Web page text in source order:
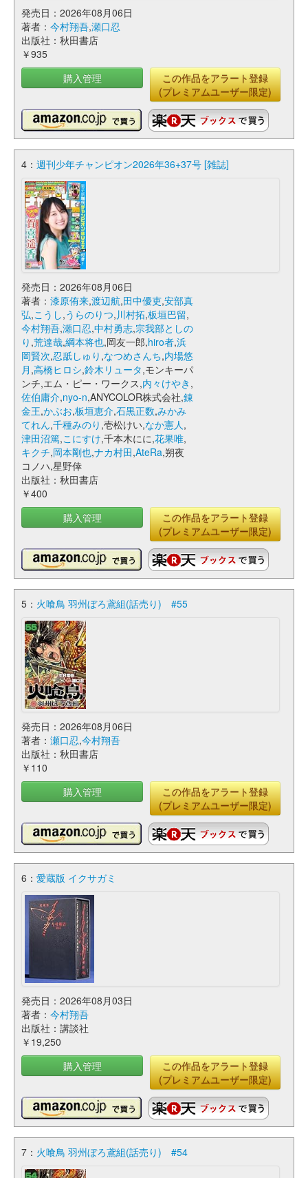
発売日：2026年08月06日
著者： 今村翔吾,瀬口忍
出版社：秋田書店
￥935
購入管理
この作品をアラート登録
(プレミアムユーザー限定)
4： 週刊少年チャンピオン2026年36+37号 [雑誌]
発売日：2026年08月06日
著者： 漆原侑来,渡辺航,田中優吏,安部真
弘,こうし,うらのりつ,川村拓,板垣巴留,
今村翔吾,瀬口忍,中村勇志,宗我部としの
り ,荒達哉,綱本将也,岡友一郎,hiro者,浜
岡賢次,忍舐しゅり ,なつめさんち,内場悠
月 ,高橋ヒロシ,鈴木リュータ,モンキーパ
ンチ,エム・ピー・ワークス,内々けやき ,
佐伯庸介,nyo-n,ANYCOLOR株式会社,錬
金王,かぶお,板垣恵介,石黒正数,みかみ
てれん,千種みのり ,壱松けい,なか憲人,
津田沼篤,こにすけ,千本木にに,花果唯,
キクチ,岡本剛也,ナカ村田,AteRa,朔夜
コノハ,星野倖
出版社：秋田書店
￥400
購入管理
この作品をアラート登録
(プレミアムユーザー限定)
5： 火喰鳥 羽州ぼろ鳶組(話売り) #55
発売日：2026年08月06日
著者： 瀬口忍,今村翔吾
出版社：秋田書店
￥110
購入管理
この作品をアラート登録
(プレミアムユーザー限定)
6： 愛蔵版 イクサガミ
発売日：2026年08月03日
著者： 今村翔吾
出版社：講談社
￥19,250
購入管理
この作品をアラート登録
(プレミアムユーザー限定)
7： 火喰鳥 羽州ぼろ鳶組(話売り) #54